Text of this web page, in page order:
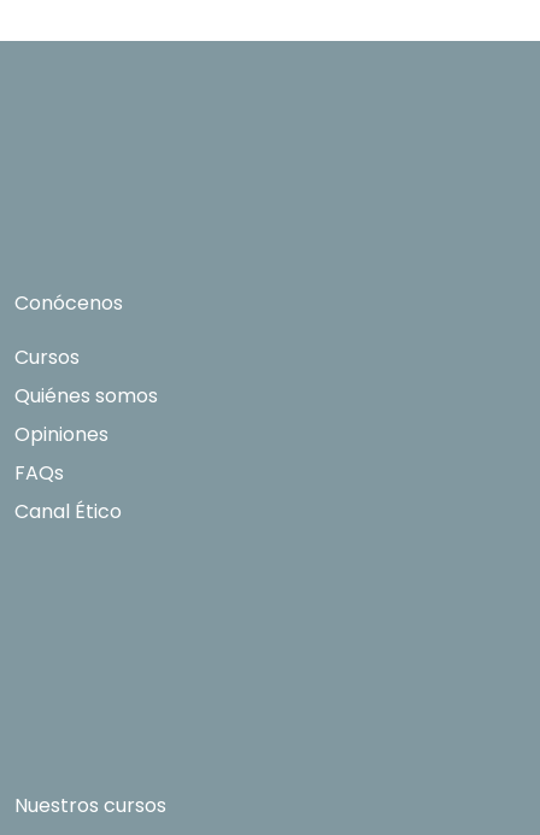
Conócenos
Cursos
Quiénes somos
Opiniones
FAQs
Canal Ético
Nuestros cursos